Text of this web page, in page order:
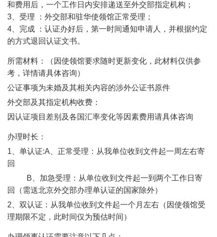
和费用后，一个工作日内安排递送至外交部指定机构；
3 、受理
：外交部和驻华使领馆正常受理；
4 、完成
：认证办好后，第一时间通知申请人，并根据约定
的方式退回认证文书。
所需材料：（因使领馆要求随时更新变化，此材料仅供参
考，详情请具体咨询）
公证事项为未婚及其相关内容的涉外公证书原件
外交部及其指定机构收费：
因认证项目差别及各国汇率变化等因素费用请具体咨询
办理时长：
1 、单认证:A 、正常受理：从我单位收到文件起一周左右寄
回
B 、加急受理：从单位收到文件起一到两个工作日寄
回（需送北京外交部办理单认证的国家除外）
2 、双认证：从我单位收到文件起一个月左右（因使领馆受
理期限不定，此时间仅为预估时间）